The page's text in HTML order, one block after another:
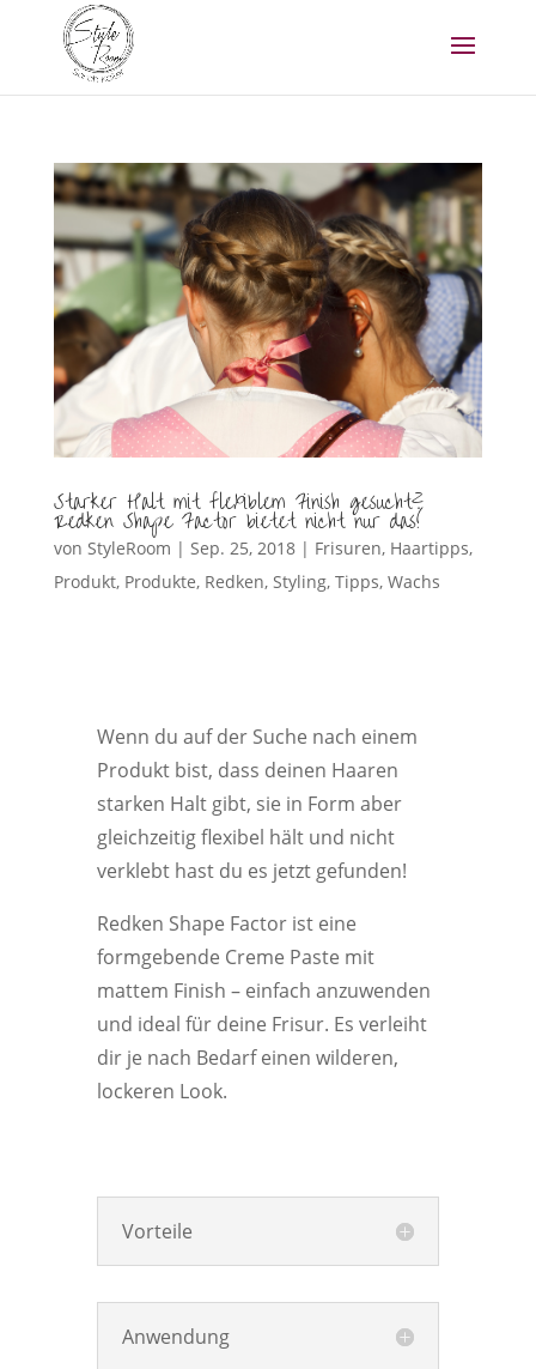
Starker Halt mit flexiblem Finish gesucht?
Redken Shape Factor bietet nicht nur das!
von StyleRoom | Sep. 25, 2018| Frisuren, Haartipps,
Produkt, Produkte, Redken, Styling, Tipps, Wachs
Wenn du auf der Suche nach einem
Produkt bist, dass deinen Haaren
starken Halt gibt, sie in Form aber
gleichzeitig flexibel hält und nicht
verklebt hast du es jetzt gefunden!
Redken Shape Factor ist eine
formgebende Creme Paste mit
mattem Finish – einfach anzuwenden
und ideal für deine Frisur. Es verleiht
dir je nach Bedarf einen wilderen,
lockeren Look.
Vorteile
Anwendung